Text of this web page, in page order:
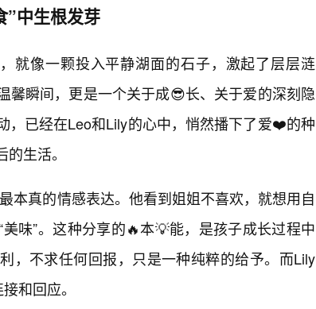
”中生根发芽
就像一颗投入平静湖面的石子，激起了层层涟
馨瞬间，更是一个关于成😎长、关于爱的深刻隐
，已经在Leo和Lily的心中，悄然播下了爱❤️的种
生活。
本真的情感表达。他看到姐姐不喜欢，就想用自
味”。这种分享的🔥本💡能，是孩子成长过程中
，不求任何回报，只是一种纯粹的给予。而Lily
和回应。